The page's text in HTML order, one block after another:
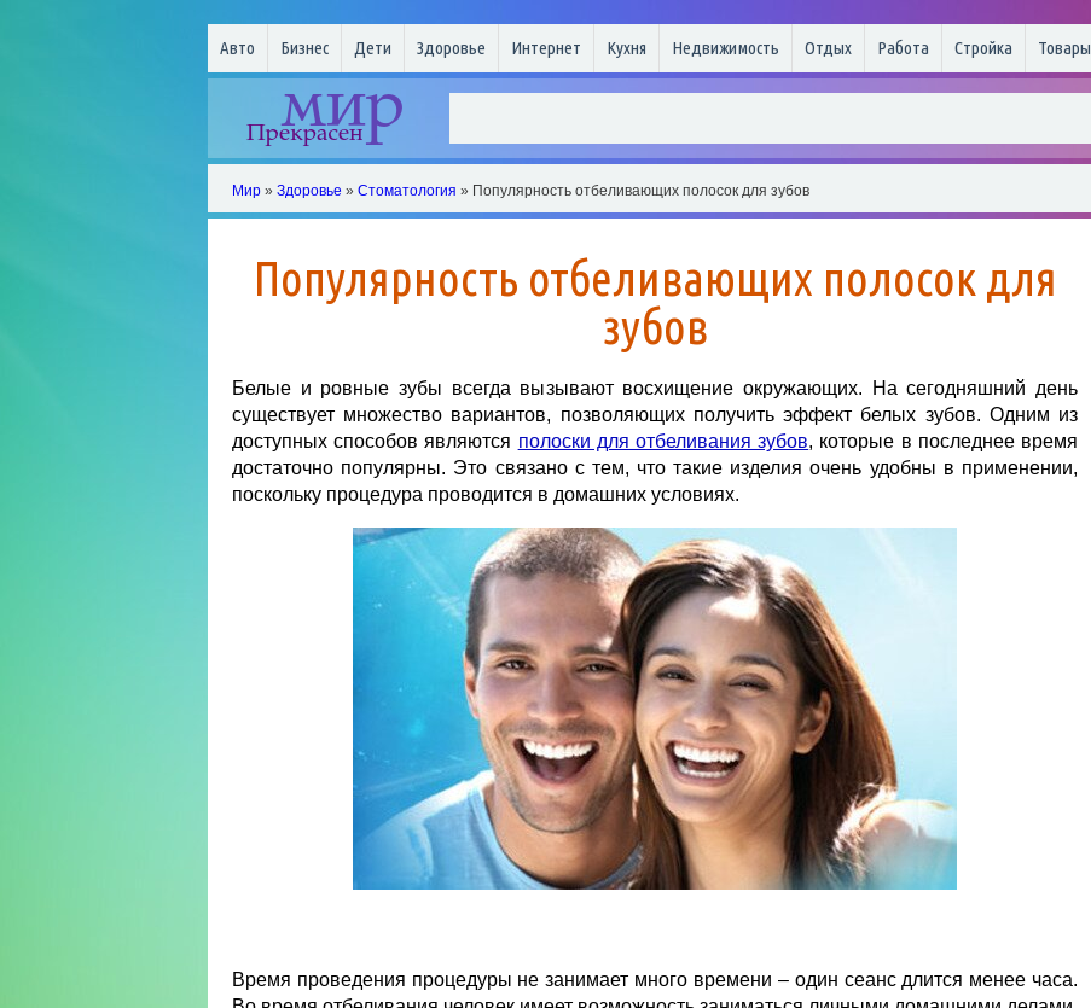
Авто Бизнес Дети Здоровье Интернет Кухня Недвижимость Отдых Работа Стройка Товары
Мир » Здоровье » Стоматология » Популярность отбеливающих полосок для зубов
Популярность отбеливающих полосок для
зубов
Белые и ровные зубы всегда вызывают восхищение окружающих. На сегодняшний день
существует множество вариантов, позволяющих получить эффект белых зубов. Одним из
доступных способов являются полоски для отбеливания зубов, которые в последнее время
достаточно популярны. Это связано с тем, что такие изделия очень удобны в применении,
поскольку процедура проводится в домашних условиях.
Время проведения процедуры не занимает много времени – один сеанс длится менее часа.